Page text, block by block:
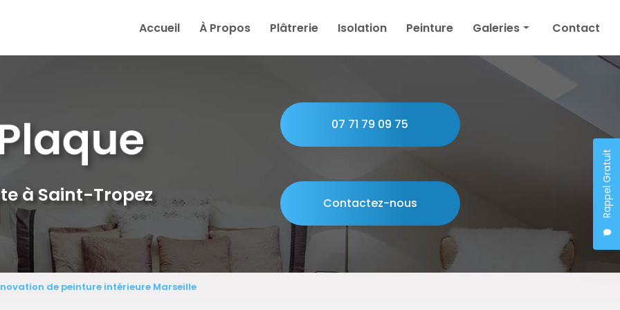
Rappel Gratuit
Accueil
À Propos Plâtrerie Isolation Peinture Galeries
Plâtrerie
Contact
à Saint-Tropez
07 71 79 09 75
Contactez-nous
de peinture intérieure Marseille